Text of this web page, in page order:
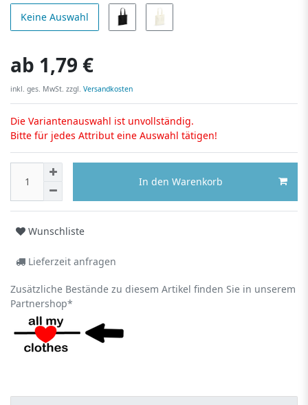
Keine Auswahl
ab 1,79 €
inkl. ges. MwSt. zzgl. Versandkosten
Die Variantenauswahl ist unvollständig.
Bitte für jedes Attribut eine Auswahl tätigen!
In den Warenkorb
Wunschliste
Lieferzeit anfragen
Zusätzliche Bestände zu diesem Artikel finden Sie in unserem
Partnershop*